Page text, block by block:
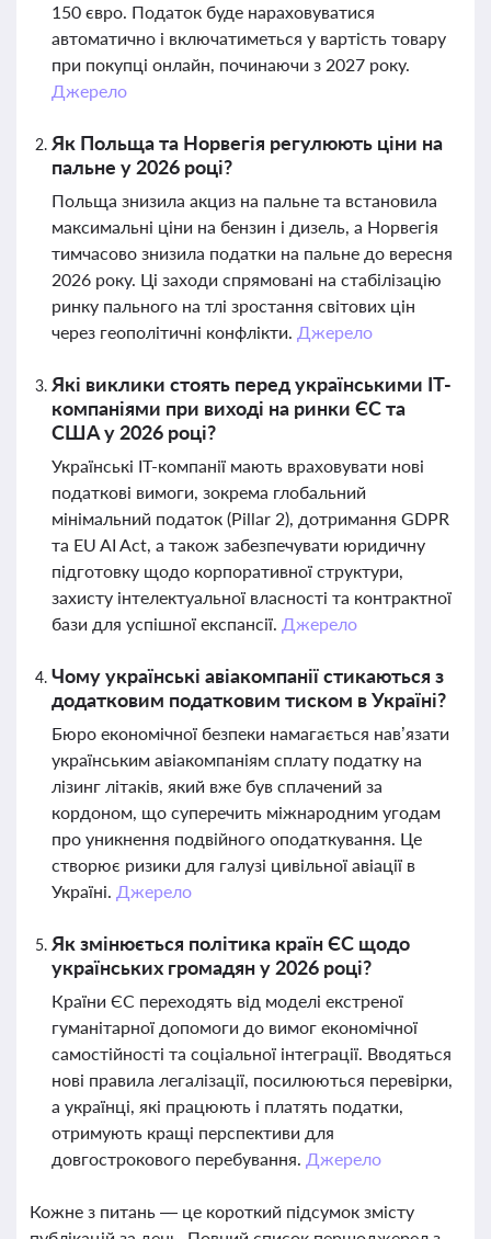
150 євро. Податок буде нараховуватися
автоматично і включатиметься у вартість товару
при покупці онлайн, починаючи з 2027 року.
Джерело
Як Польща та Норвегія регулюють ціни на
пальне у 2026 році?
Польща знизила акциз на пальне та встановила
максимальні ціни на бензин і дизель, а Норвегія
тимчасово знизила податки на пальне до вересня
2026 року. Ці заходи спрямовані на стабілізацію
ринку пального на тлі зростання світових цін
через геополітичні конфлікти. Джерело
Які виклики стоять перед українськими IT-
компаніями при виході на ринки ЄС та
США у 2026 році?
Українські IT-компанії мають враховувати нові
податкові вимоги, зокрема глобальний
мінімальний податок (Pillar 2), дотримання GDPR
та EU AI Act, а також забезпечувати юридичну
підготовку щодо корпоративної структури,
захисту інтелектуальної власності та контрактної
бази для успішної експансії. Джерело
Чому українські авіакомпанії стикаються з
додатковим податковим тиском в Україні?
Бюро економічної безпеки намагається нав’язати
українським авіакомпаніям сплату податку на
лізинг літаків, який вже був сплачений за
кордоном, що суперечить міжнародним угодам
про уникнення подвійного оподаткування. Це
створює ризики для галузі цивільної авіації в
Україні. Джерело
Як змінюється політика країн ЄС щодо
українських громадян у 2026 році?
Країни ЄС переходять від моделі екстреної
гуманітарної допомоги до вимог економічної
самостійності та соціальної інтеграції. Вводяться
нові правила легалізації, посилюються перевірки,
а українці, які працюють і платять податки,
отримують кращі перспективи для
довгострокового перебування. Джерело
Кожне з питань — це короткий підсумок змісту